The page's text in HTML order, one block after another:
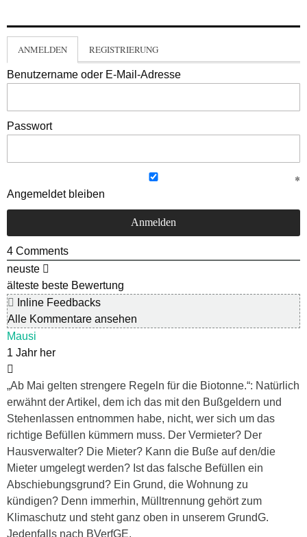
ANMELDEN REGISTRIERUNG
Benutzername oder E-Mail-Adresse
Passwort
Angemeldet bleiben
4 Comments
neuste
älteste beste Bewertung
Inline Feedbacks
Alle Kommentare ansehen
Mausi
1 Jahr her
„Ab Mai gelten strengere Regeln für die Biotonne.“: Natürlich
erwähnt der Artikel, dem ich das mit den Bußgeldern und
Stehenlassen entnommen habe, nicht, wer sich um das
richtige Befüllen kümmern muss. Der Vermieter? Der
Hausverwalter? Die Mieter? Kann die Buße auf den/die
Mieter umgelegt werden? Ist das falsche Befüllen ein
Abschiebungsgrund? Ein Grund, die Wohnung zu
kündigen? Denn immerhin, Mülltrennung gehört zum
Klimaschutz und steht ganz oben in unserem GrundG.
Jedenfalls nach BVerfGE.